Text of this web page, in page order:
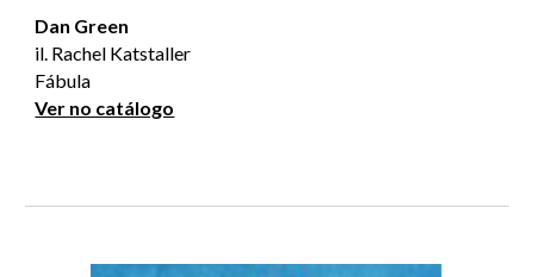
Dan Green
il. Rachel Katstaller
Fábula
Ver no catálogo